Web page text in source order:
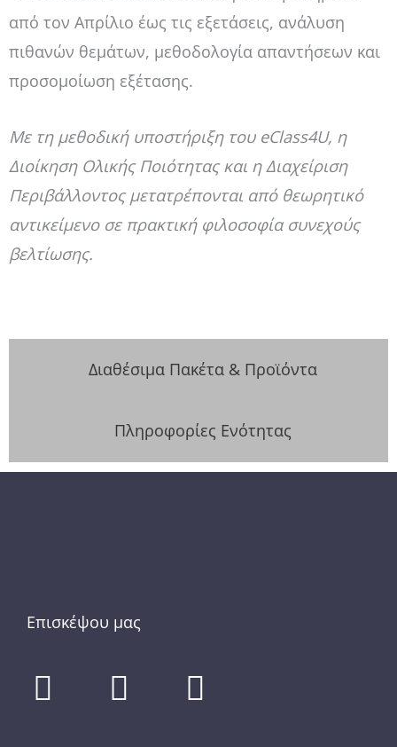
από τον Απρίλιο έως τις εξετάσεις, ανάλυση
πιθανών θεμάτων, μεθοδολογία απαντήσεων και
προσομοίωση εξέτασης.
Με τη μεθοδική υποστήριξη του eClass4U, η
Διοίκηση Ολικής Ποιότητας και η Διαχείριση
Περιβάλλοντος μετατρέπονται από θεωρητικό
αντικείμενο σε πρακτική φιλοσοφία συνεχούς
βελτίωσης.
Διαθέσιμα Πακέτα & Προϊόντα​
Πληροφορίες Ενότητας
Επισκέψου μας
F
a
I
n
T
w